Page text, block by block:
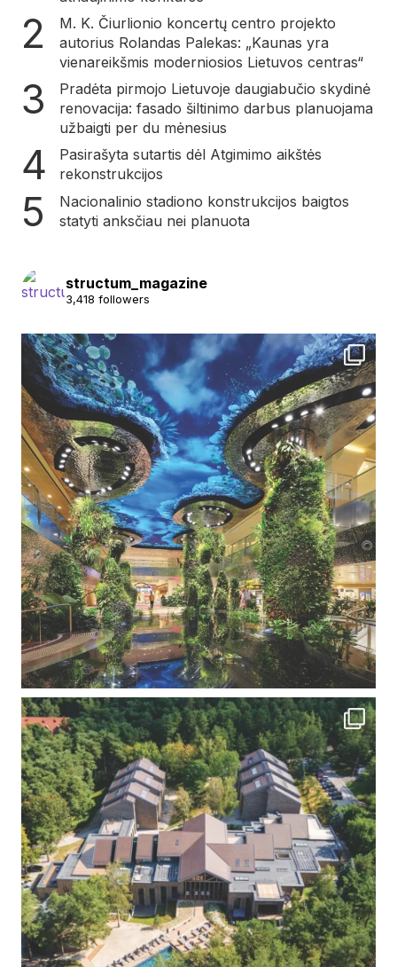
M. K. Čiurlionio koncertų centro projekto
autorius Rolandas Palekas: „Kaunas yra
vienareikšmis moderniosios Lietuvos centras“
Pradėta pirmojo Lietuvoje daugiabučio skydinė
renovacija: fasado šiltinimo darbus planuojama
užbaigti per du mėnesius
Pasirašyta sutartis dėl Atgimimo aikštės
rekonstrukcijos
Nacionalinio stadiono konstrukcijos baigtos
statyti anksčiau nei planuota
structum_magazine
3,418 followers